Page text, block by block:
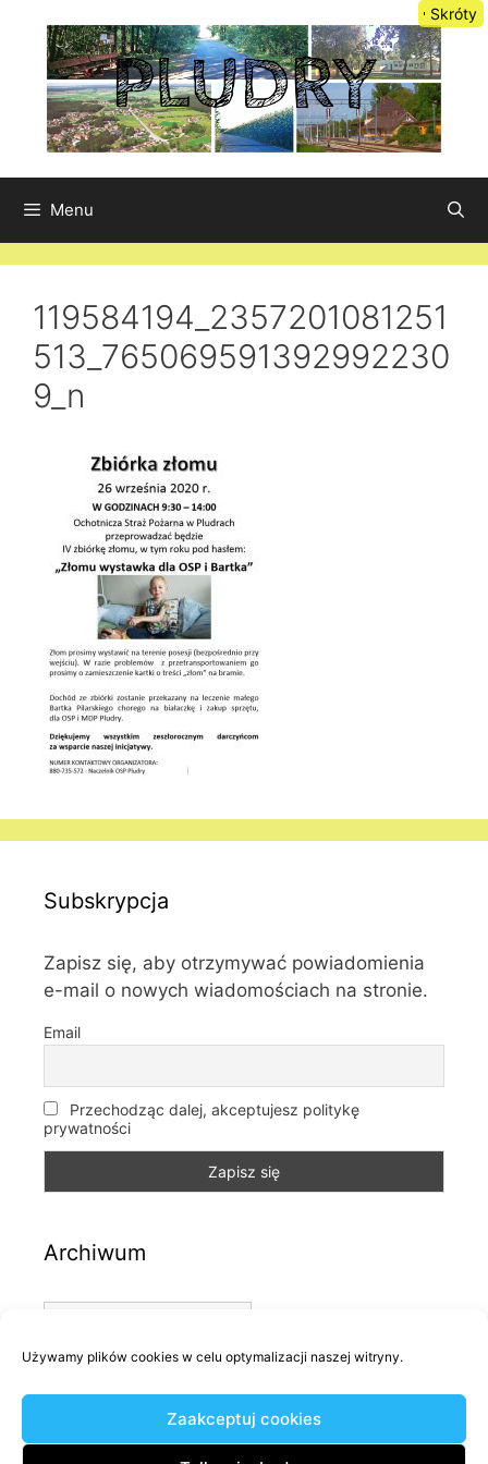
Używamy plików cookies w celu optymalizacji naszej witryny.
Zaakceptuj cookies
Skróty
Menu
119584194_2357201081251
513_765069591392992230
9_n
Subskrypcja
Zapisz się, aby otrzymywać powiadomienia
e-mail o nowych wiadomościach na stronie.
Email
Przechodząc dalej, akceptujesz politykę
prywatności
Archiwum
Archiwum
Kategorie
Kategorie